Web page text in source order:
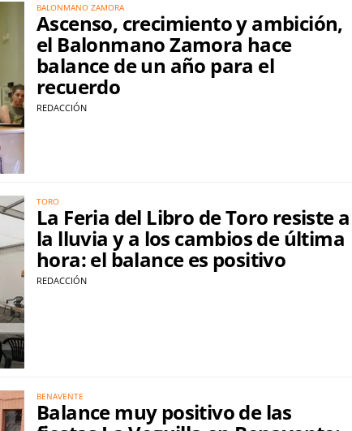
BALONMANO ZAMORA
Ascenso, crecimiento y ambición,
el Balonmano Zamora hace
balance de un año para el
recuerdo
REDACCIÓN
TORO
La Feria del Libro de Toro resiste a
la lluvia y a los cambios de última
hora: el balance es positivo
REDACCIÓN
BENAVENTE
Balance muy positivo de las